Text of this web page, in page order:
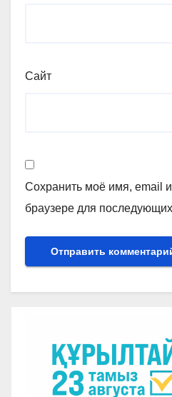
Сайт
Сохранить моё имя, email
браузере для